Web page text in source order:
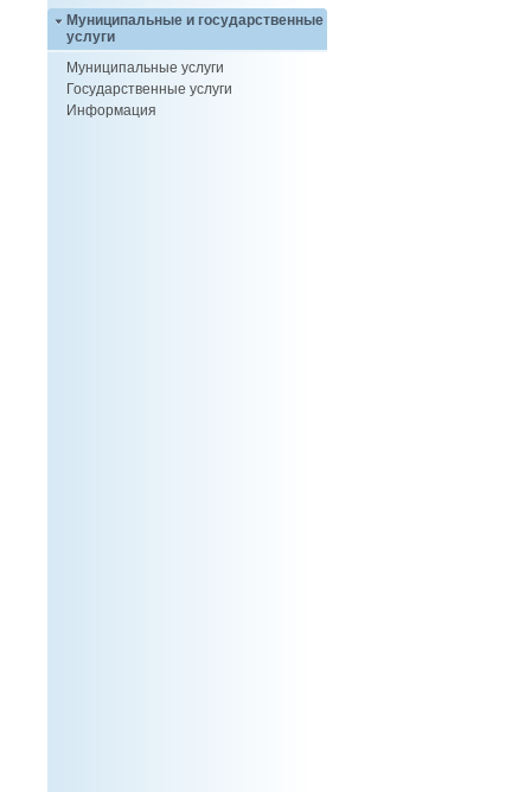
Муниципальные и государственные
услуги
Муниципальные услуги
Государственные услуги
Информация